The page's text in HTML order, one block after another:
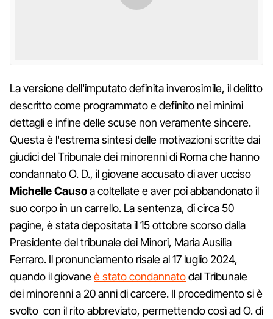
La versione dell'imputato definita inverosimile, il delitto
descritto come programmato e definito nei minimi
dettagli e infine delle scuse non veramente sincere.
Questa è l'estrema sintesi delle motivazioni scritte dai
giudici del Tribunale dei minorenni di Roma che hanno
condannato O. D., il giovane accusato di aver ucciso
Michelle Causoa coltellate e aver poi abbandonato il
suo corpo in un carrello. La sentenza, di circa 50
pagine, è stata depositata il 15 ottobre scorso dalla
Presidente del tribunale dei Minori, Maria Ausilia
Ferraro. Il pronunciamento risale al 17 luglio 2024,
quando il giovaneè stato condannatodal Tribunale
dei minorenni a 20 anni di carcere. Il procedimento si è
svolto con il rito abbreviato, permettendo così ad O. di